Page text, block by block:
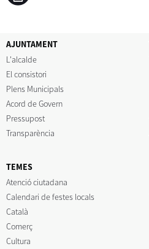
AJUNTAMENT
L'alcalde
El consistori
Plens Municipals
Acord de Govern
Pressupost
Transparència
TEMES
Atenció ciutadana
Calendari de festes locals
Català
Comerç
Cultura